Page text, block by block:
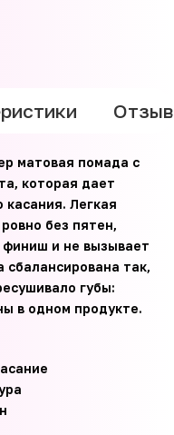
матовая помада с
которая дает
Легкая
без пятен,
финиш и не вызывает
так,
губы:
в одном продукте.